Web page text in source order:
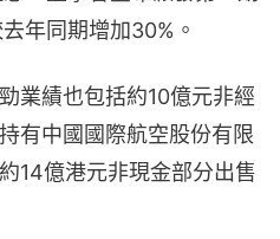
年同期增加30%。
業績也包括約10億元非經
有中國國際航空股份有限
14億港元非現金部分出售